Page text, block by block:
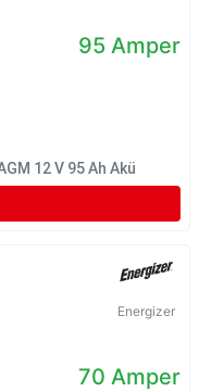
95 Amper
12 V 95 Ah Akü
Energizer
70 Amper